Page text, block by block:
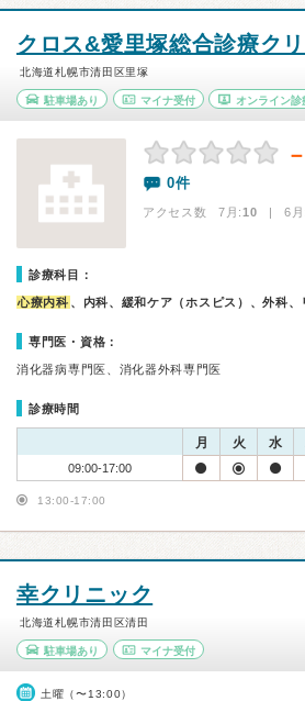
クロス&愛里塚総合診療ク
北海道札幌市清田区里塚
駐車場あり マイナ受付 オンライン診
－
0件
アクセス数 7月:10 | 6月
診療科目：
心療内科 、内科、緩和ケア（ホスピス）、外科
専門医・資格：
消化器病専門医、消化器外科専門医
診療時間
月 火 水
09:00-17:00
13:00-17:00
幸クリニック
北海道札幌市清田区清田
駐車場あり マイナ受付
土曜（〜13:00）